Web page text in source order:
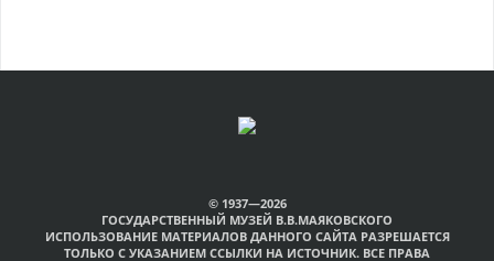
© 1937—2026
ГОСУДАРСТВЕННЫЙ МУЗЕЙ В.В.МАЯКОВСКОГО
ИСПОЛЬЗОВАНИЕ МАТЕРИАЛОВ ДАННОГО САЙТА РАЗРЕШАЕТСЯ
ТОЛЬКО С УКАЗАНИЕМ ССЫЛКИ НА ИСТОЧНИК. ВСЕ ПРАВА